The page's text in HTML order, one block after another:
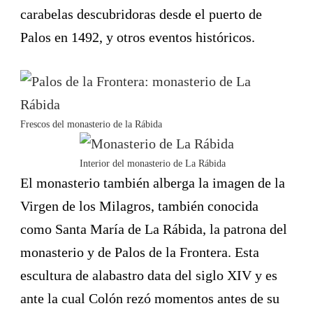
carabelas descubridoras desde el puerto de
Palos en 1492, y otros eventos históricos.
Frescos del monasterio de la Rábida
Interior del monasterio de La Rábida
El monasterio también alberga la imagen de la
Virgen de los Milagros, también conocida
como Santa María de La Rábida, la patrona del
monasterio y de Palos de la Frontera. Esta
escultura de alabastro data del siglo XIV y es
ante la cual Colón rezó momentos antes de su